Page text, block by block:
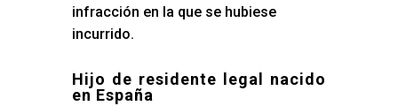
infracción en la que se hubiese
incurrido.
Hijo de residente legal nacido
en España